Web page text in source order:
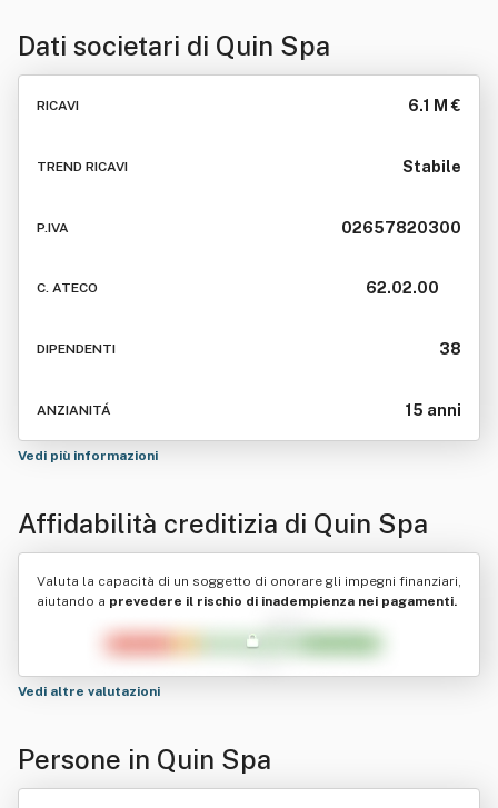
Dati societari di Quin Spa
RICAVI 6.1 M €
TREND RICAVI Stabile
P.IVA 02657820300
C. ATECO 62.02.00
DIPENDENTI 38
ANZIANITÁ 15 anni
Vedi più informazioni
Affidabilità creditizia di Quin Spa
Valuta la capacità di un soggetto di onorare gli impegni finanziari,
aiutando a prevedere il rischio di inadempienza nei pagamenti.
Vedi altre valutazioni
Persone in Quin Spa